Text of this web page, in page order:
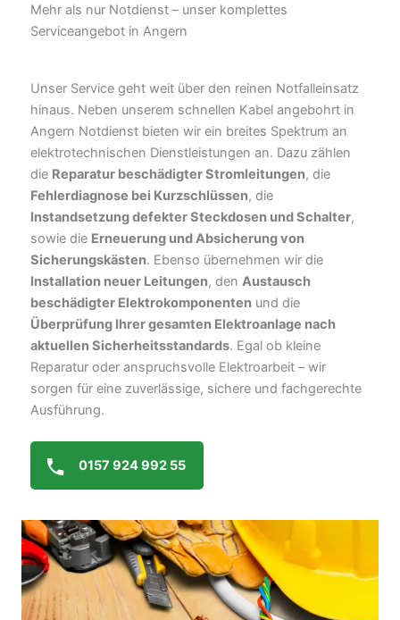
Mehr als nur Notdienst – unser komplettes
Serviceangebot in Angern
Unser Service geht weit über den reinen Notfalleinsatz
hinaus. Neben unserem schnellen Kabel angebohrt in
Angern Notdienst bieten wir ein breites Spektrum an
elektrotechnischen Dienstleistungen an. Dazu zählen
die Reparatur beschädigter Stromleitungen, die
Fehlerdiagnose bei Kurzschlüssen, die
Instandsetzung defekter Steckdosen und Schalter,
sowie die Erneuerung und Absicherung von
Sicherungskästen. Ebenso übernehmen wir die
Installation neuer Leitungen, den Austausch
beschädigter Elektrokomponenten und die
Überprüfung Ihrer gesamten Elektroanlage nach
aktuellen Sicherheitsstandards. Egal ob kleine
Reparatur oder anspruchsvolle Elektroarbeit – wir
sorgen für eine zuverlässige, sichere und fachgerechte
Ausführung.
0157 924 992 55